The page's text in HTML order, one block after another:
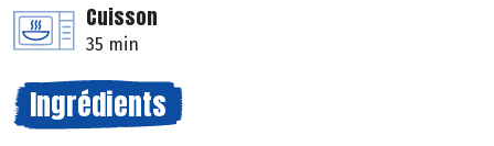
Cuisson
35 min
Ingrédients